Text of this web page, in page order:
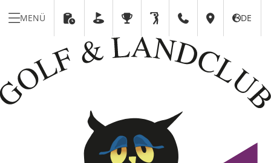
MENÜ       DE